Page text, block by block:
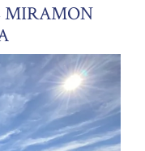
MIRAMON